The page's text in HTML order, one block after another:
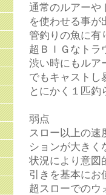
通常のルアーや
を使わせる事が
管釣りの魚に有
超ＢＩＧなトラ
渋い時にもルア
でもキャストし
とにかく１匹釣
弱点
スロー以上の速
ションが大きく
状況により意図
引きを基本にお
超スローでのウ